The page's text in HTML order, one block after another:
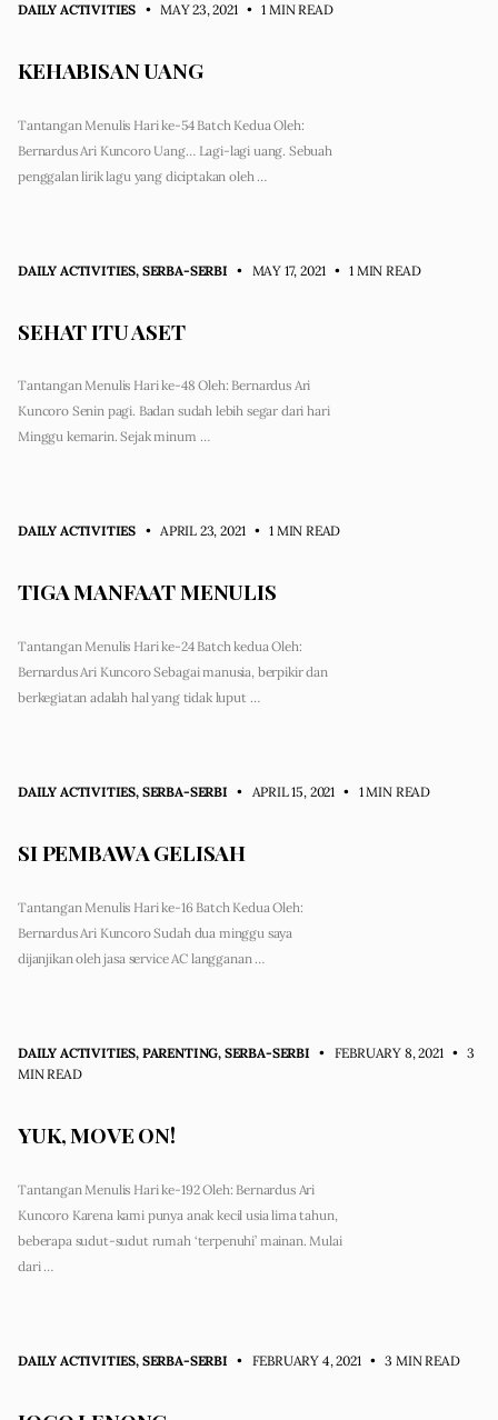
DAILY ACTIVITIES • MAY 23, 2021 • 1 MIN READ
KEHABISAN UANG
Tantangan Menulis Hari ke-54 Batch Kedua Oleh:
Bernardus Ari Kuncoro Uang… Lagi-lagi uang. Sebuah
penggalan lirik lagu yang diciptakan oleh …
DAILY ACTIVITIES, SERBA-SERBI • MAY 17, 2021 • 1 MIN READ
SEHAT ITU ASET
Tantangan Menulis Hari ke-48 Oleh: Bernardus Ari
Kuncoro Senin pagi. Badan sudah lebih segar dari hari
Minggu kemarin. Sejak minum …
DAILY ACTIVITIES • APRIL 23, 2021 • 1 MIN READ
TIGA MANFAAT MENULIS
Tantangan Menulis Hari ke-24 Batch kedua Oleh:
Bernardus Ari Kuncoro Sebagai manusia, berpikir dan
berkegiatan adalah hal yang tidak luput …
DAILY ACTIVITIES, SERBA-SERBI • APRIL 15, 2021 • 1 MIN READ
SI PEMBAWA GELISAH
Tantangan Menulis Hari ke-16 Batch Kedua Oleh:
Bernardus Ari Kuncoro Sudah dua minggu saya
dijanjikan oleh jasa service AC langganan …
DAILY ACTIVITIES, PARENTING, SERBA-SERBI • FEBRUARY 8, 2021 • 3
MIN READ
YUK, MOVE ON!
Tantangan Menulis Hari ke-192 Oleh: Bernardus Ari
Kuncoro Karena kami punya anak kecil usia lima tahun,
beberapa sudut-sudut rumah ‘terpenuhi’ mainan. Mulai
dari …
DAILY ACTIVITIES, SERBA-SERBI • FEBRUARY 4, 2021 • 3 MIN READ